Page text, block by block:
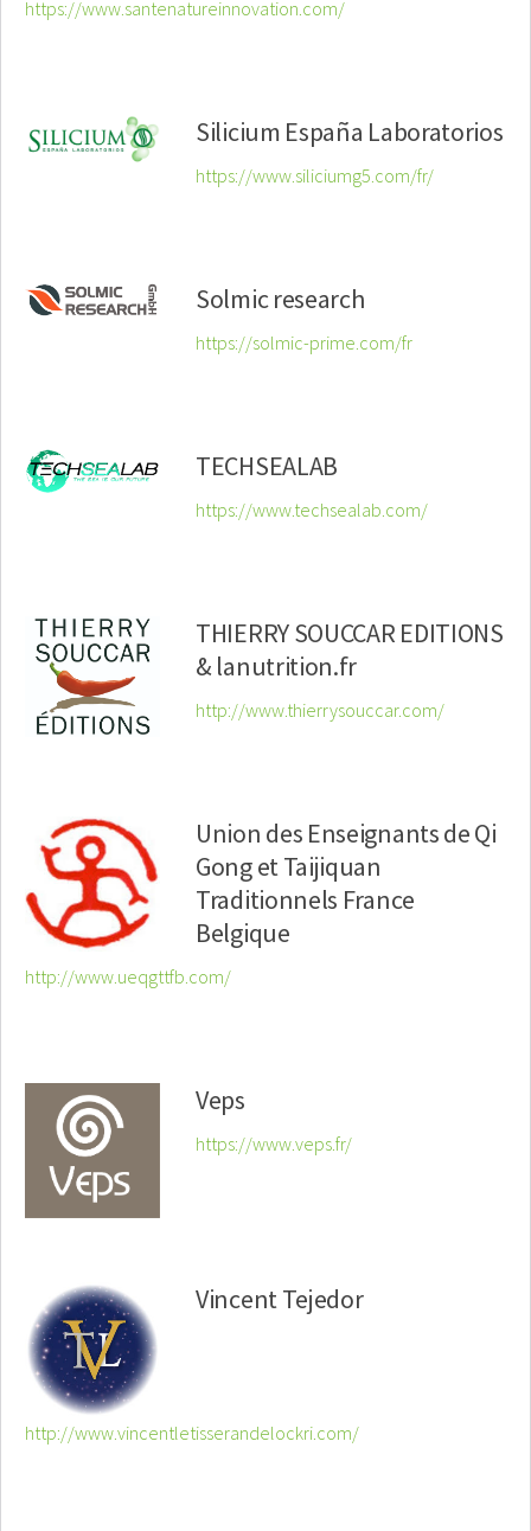
https://www.santenatureinnovation.com/
Silicium España Laboratorios
https://www.siliciumg5.com/fr/
Solmic research
https://solmic-prime.com/fr
TECHSEALAB
https://www.techsealab.com/
THIERRY SOUCCAR EDITIONS
& lanutrition.fr
http://www.thierrysouccar.com/
Union des Enseignants de Qi
Gong et Taijiquan
Traditionnels France
Belgique
http://www.ueqgttfb.com/
Veps
https://www.veps.fr/
Vincent Tejedor
http://www.vincentletisserandelockri.com/